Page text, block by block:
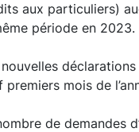
aux particuliers)
période en 2023.
premiers mois de
de demandes